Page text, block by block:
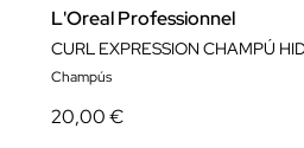
L'Oreal Professionnel
CURL EXPRESSION CHAMPÚ
Champús
20,00 €